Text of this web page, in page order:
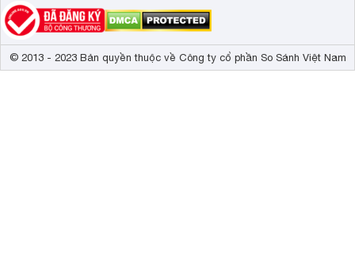
© 2013 - 2023 Bản quyền thuộc về Công ty cổ phần So Sánh Việt Nam